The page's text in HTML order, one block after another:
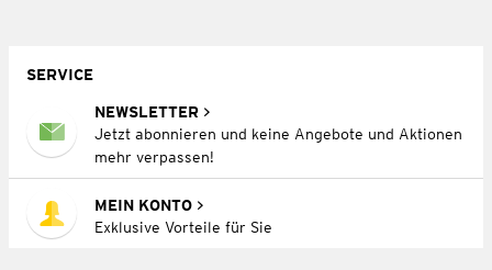
SERVICE
NEWSLETTER
Jetzt abonnieren und keine Angebote und Aktionen
mehr verpassen!
MEIN KONTO
Exklusive Vorteile für Sie